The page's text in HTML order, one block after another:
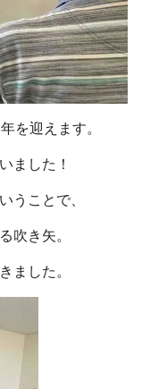
を迎えます。
ました！
うことで、
吹き矢。
ました。